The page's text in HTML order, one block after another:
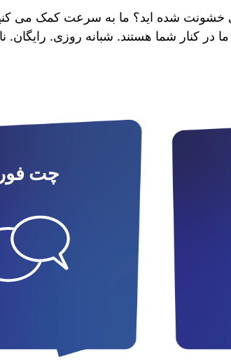
خشونت شده اید؟ ما به سرعت کمک می
در کنار شما هستند. شبانه روزی. رایگان.
چت